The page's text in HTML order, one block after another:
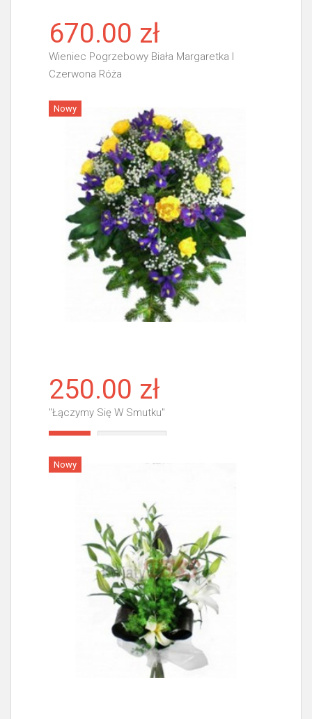
670.00 zł
Wieniec Pogrzebowy Biała Margaretka I
Czerwona Róża
Więcej
Nowy
250.00 zł
"Łączymy Się W Smutku"
Nowy